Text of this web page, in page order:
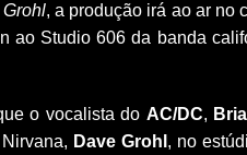
, a produção irá ao ar no
ao Studio 606 da banda
o vocalista do AC/DC,
Dave Grohl , no